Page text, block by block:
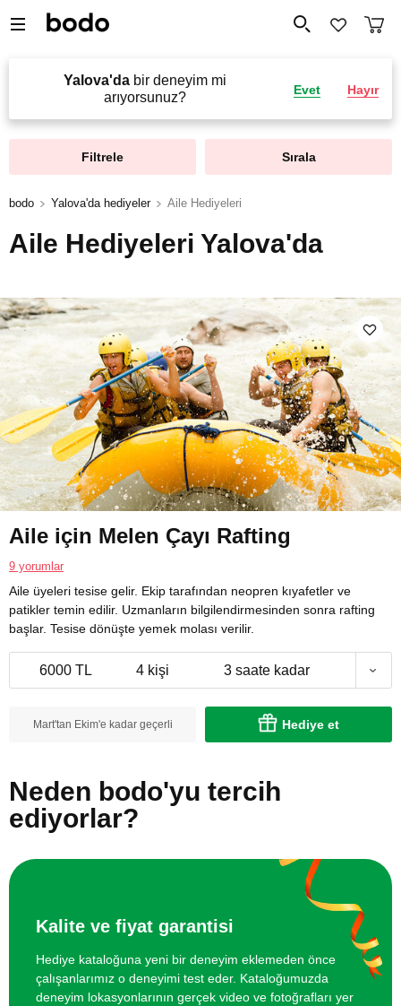
Yalova'dabir deneyim mi
arıyorsunuz?
Evet Hayır
Filtrele Sırala
bodo Yalova'da hediyeler Aile Hediyeleri
Aile Hediyeleri Yalova'da
Aile için Melen Çayı Rafting
9 yorumlar
Aile üyeleri tesise gelir. Ekip tarafından neopren kıyafetler ve
patikler temin edilir. Uzmanların bilgilendirmesinden sonra rafting
başlar. Tesise dönüşte yemek molası verilir.
6000 TL 4 kişi 3 saate kadar
Mart'tan Ekim'e kadar geçerli Hediye et
Neden bodo'yu tercih
ediyorlar?
Kalite ve fiyat garantisi
Hediye kataloğuna yeni bir deneyim eklemeden önce
çalışanlarımız o deneyimi test eder. Kataloğumuzda
deneyim lokasyonlarının gerçek video ve fotoğrafları yer